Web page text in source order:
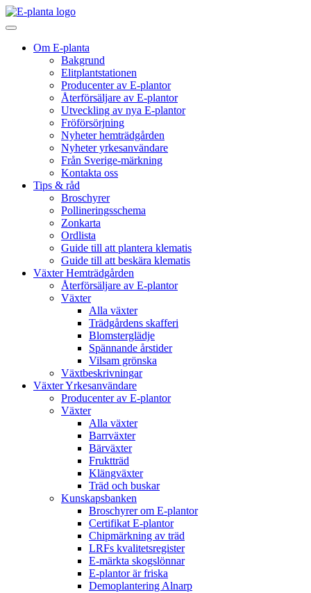
Hoppa till innehåll
Huvudnavigering
Om E-planta
Bakgrund
Elitplantstationen
Producenter av E-plantor
Återförsäljare av E-plantor
Utveckling av nya E-plantor
Fröförsörjning
Nyheter hemträdgården
Nyheter yrkesanvändare
Från Sverige-märkning
Kontakta oss
Tips & råd
Broschyrer
Pollineringsschema
Zonkarta
Ordlista
Guide till att plantera klematis
Guide till att beskära klematis
Växter Hemträdgården
Återförsäljare av E-plantor
Växter
Alla växter
Trädgårdens skafferi
Blomsterglädje
Spännande årstider
Vilsam grönska
Växtbeskrivningar
Växter Yrkesanvändare
Producenter av E-plantor
Växter
Alla växter
Barrväxter
Bärväxter
Fruktträd
Klängväxter
Träd och buskar
Kunskapsbanken
Broschyrer om E-plantor
Certifikat E-plantor
Chipmärkning av träd
LRFs kvalitetsregister
E-märkta skogslönnar
E-plantor är friska
Demoplantering Alnarp